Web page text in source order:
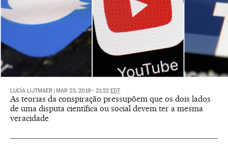
LUCÍA LIJTMAER MAR 23, 2019 - 21:22 EDT
As teorias da conspiração pressupõem que os dois lados
de uma disputa científica ou social devem ter a mesma
veracidade